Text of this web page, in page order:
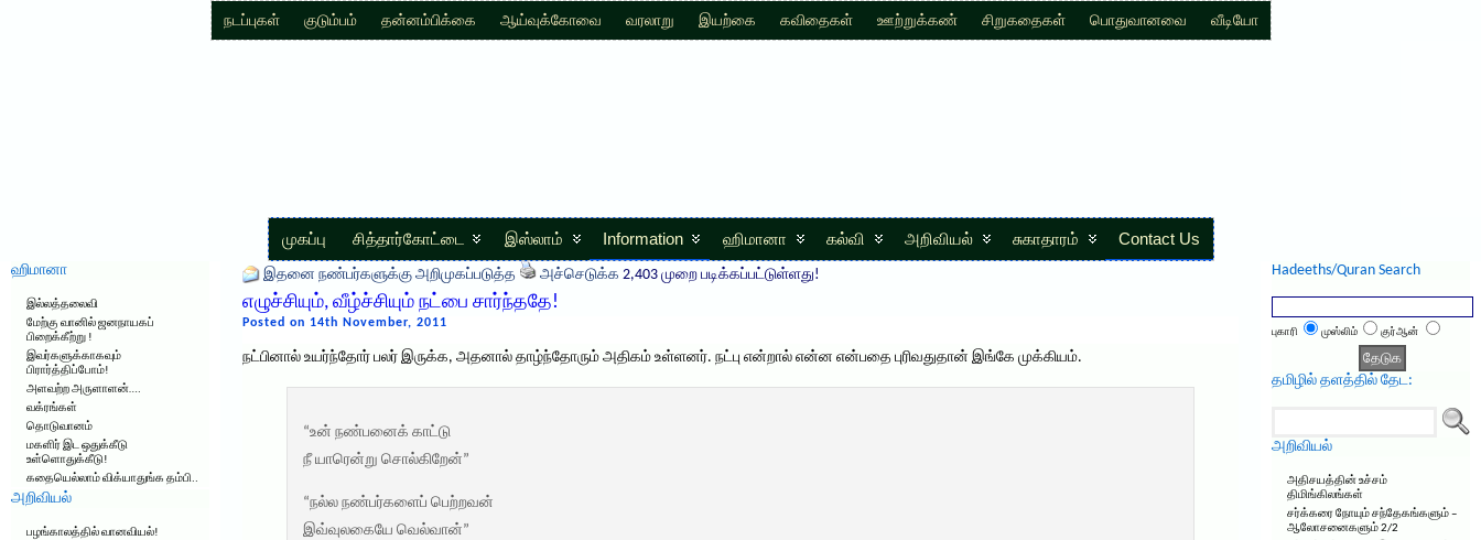
நடப்புகள் குடும்பம் தன்னம்பிக்கை ஆய்வுக்கோவை வரலாறு இயற்கை கவிதைகள் ஊற்றுக்கண் சிறுகதைகள் பொதுவானவை வீடியோ
முகப்பு சித்தார்கோட்டை இஸ்லாம் Information ஹிமானா கல்வி அறிவியல் சுகாதாரம் Contact Us
ஹிமானா
இல்லத்தலைவி
மேற்கு வானில் ஜனநாயகப்
பிறைக்கீற்று !
இவர்களுக்காகவும்
பிரார்த்திப்போம்!
அளவற்ற அருளாளன்….
வக்ரங்கள்
தொடுவானம்
மகளிர் இட ஒதுக்கீடு
உள்ளொதுக்கீடு!
கதையெல்லாம் விக்யாதுங்க தம்பி..
அறிவியல்
பழங்காலத்தில் வானவியல்!
இதனை நண்பர்களுக்கு அறிமுகப்படுத்த அச்செடுக்க 2,403 முறை படிக்கப்பட்டுள்ளது!
எழுச்சியும், வீழ்ச்சியும் நட்பை சார்ந்ததே!
Posted on 14th November, 2011
நட்பினால் உயர்ந்தோர் பலர் இருக்க, அதனால் தாழ்ந்தோரும் அதிகம் உள்ளனர். நட்பு என்றால் என்ன என்பதை புரிவதுதான் இங்கே முக்கியம்.
“உன் நண்பனைக் காட்டு
நீ யாரென்று சொல்கிறேன்”
“நல்ல நண்பர்களைப் பெற்றவன்
இவ்வுலகையே வெல்வான்”
Hadeeths/Quran Search
புகாரி முஸ்லிம் குர்ஆன்
தமிழில் தளத்தில் தேட:
அறிவியல்
அதிசயத்தின் உச்சம்
திமிங்கிலங்கள்
சர்க்கரை நோயும் சந்தேகங்களும் –
ஆலோசனைகளும் 2/2